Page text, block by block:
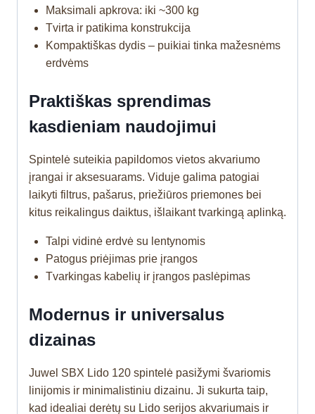
Maksimali apkrova: iki ~300 kg
Tvirta ir patikima konstrukcija
Kompaktiškas dydis – puikiai tinka mažesnėms
erdvėms
Praktiškas sprendimas
kasdieniam naudojimui
Spintelė suteikia papildomos vietos akvariumo
įrangai ir aksesuarams. Viduje galima patogiai
laikyti filtrus, pašarus, priežiūros priemones bei
kitus reikalingus daiktus, išlaikant tvarkingą aplinką.
Talpi vidinė erdvė su lentynomis
Patogus priėjimas prie įrangos
Tvarkingas kabelių ir įrangos paslėpimas
Modernus ir universalus
dizainas
Juwel SBX Lido 120 spintelė pasižymi švariomis
linijomis ir minimalistiniu dizainu. Ji sukurta taip,
kad idealiai derėtų su Lido serijos akvariumais ir